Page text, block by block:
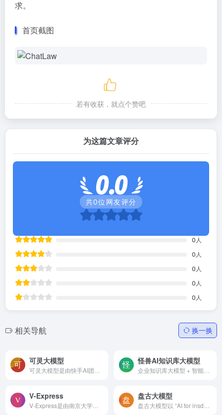
求。
首页截图
若有收获，就点个赞吧
为这篇文章评分
0.0
共0位网友评分
0 人
0 人
0 人
0 人
0 人
相关导航 换一换
可灵大模型 怪兽AI知识库大模型
V-Express 盘古大模型